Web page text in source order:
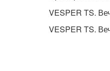
VESPER TS.
VESPER TS.